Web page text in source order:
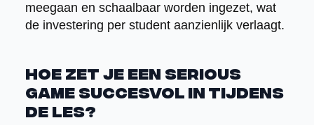
meegaan en schaalbaar worden ingezet, wat
de investering per student aanzienlijk verlaagt.
Hoe zet je een serious
game succesvol in tijdens
de les?